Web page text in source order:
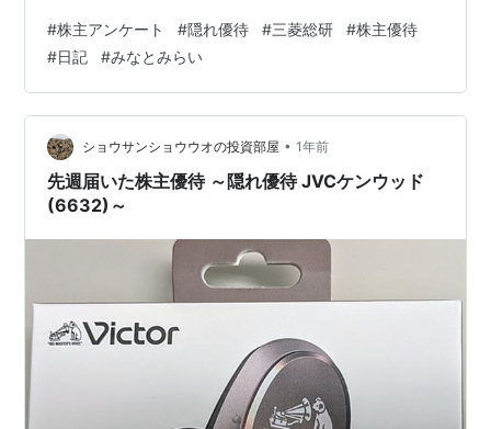
ンケート」が復活（か？） 「施設共通利用券」の対象施
設は3カ所 一度は無くなった「アンケート」が復活
（か？）かつて、年2回の1株隠れ優待だった株主アンケ
ート。 1株 →100株 →無し、と縮小の一途でしたが… 権
利月 アンケート封入月 御礼品 権利株数（推定） 2022. 9
2022.1…
#株主アンケート #隠れ優待 #三菱総研 #株主優待
#日記 #みなとみらい
ショウサンショウウオの投資部屋 • 1年前
先週届いた株主優待 ～隠れ優待 JVCケンウッド
(6632)～